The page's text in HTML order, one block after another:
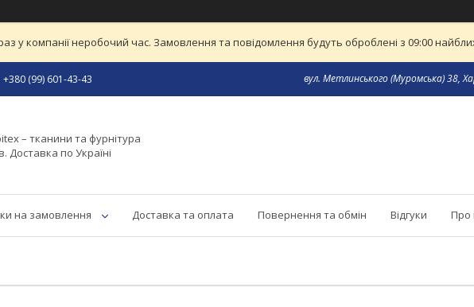
у компанії неробочий час. Замовлення та повідомлення будуть оброблені з 09:00
+380 (99) 601-43-43 вул. Метлинського (Муромська) 38,
– тканини та фурнітура
Доставка по Україні
на замовлення Доставка та оплата Повернення та обмін Відгуки Про